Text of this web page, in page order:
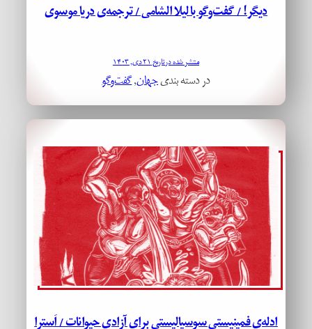
دیگر! / گفت‌و‌گو با لیلا الشامی / ترجمه‌ی دریا موسوی
منتشر شده در تاریخ ۲۱ دی, ۱۴۰۳
در دسته بندیجهان, گفت‌وگو
ادله‌ی فمینیستی سوسیالیستی برای آزادی حیوانات / اَسترا